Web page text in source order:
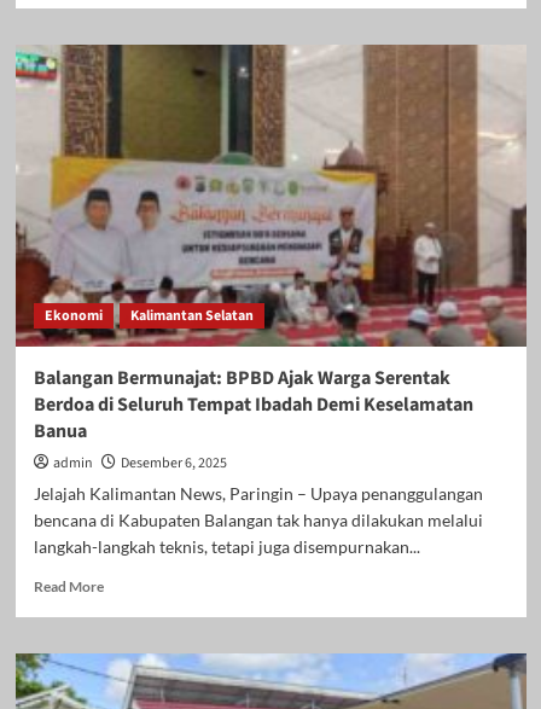
Menteri
PANRB
Pelayanan
Publik
Serentak,
MPP
Siap
Tingkatkan
Kualitas
Layanan
Ekonomi Kalimantan Selatan
Balangan Bermunajat: BPBD Ajak Warga Serentak
Berdoa di Seluruh Tempat Ibadah Demi Keselamatan
Banua
admin
Desember 6, 2025
Jelajah Kalimantan News, Paringin – Upaya penanggulangan
bencana di Kabupaten Balangan tak hanya dilakukan melalui
langkah-langkah teknis, tetapi juga disempurnakan...
Read MoreRead
Balangan
Bermunajat:
BPBD